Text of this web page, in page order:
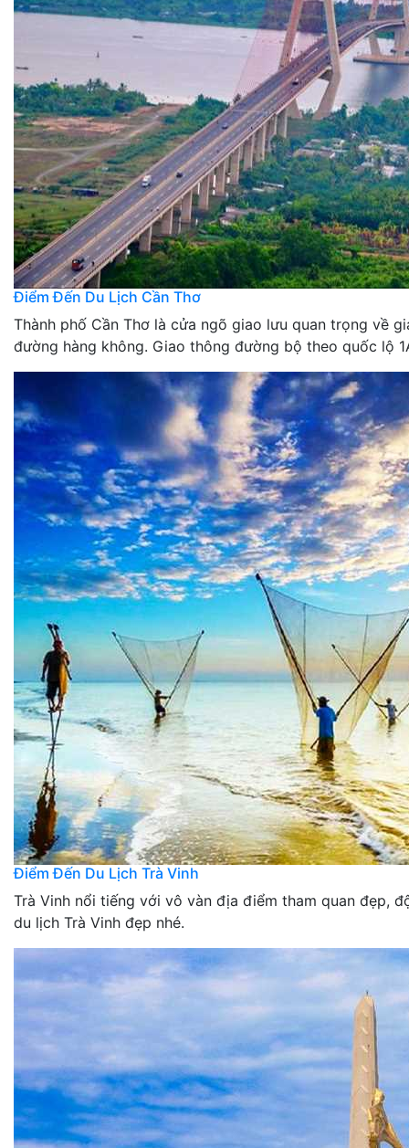
Điểm Đến Du Lịch Cần Thơ
Thành phố Cần Thơ là cửa ngõ giao lưu quan trọng về
đường hàng không. Giao thông đường bộ theo quốc lộ
Điểm Đến Du Lịch Trà Vinh
Trà Vinh nổi tiếng với vô vàn địa điểm tham quan đẹp,
du lịch Trà Vinh đẹp nhé.